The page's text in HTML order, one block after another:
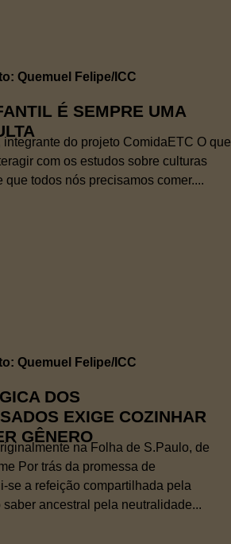
É SEMPRE UMA
do projeto ComidaETC O que
com os estudos sobre culturas
que todos nós precisamos comer....
DOS
EXIGE COZINHAR
GÊNERO
na Folha de S.Paulo, de
Por trás da promessa de
se a refeição compartilhada pela
ancestral pela neutralidade...